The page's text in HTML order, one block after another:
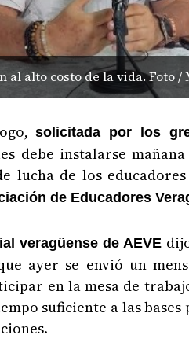
al alto costo de la vida. Foto /
solicitada por los
debe instalarse
lucha de los
de Educadores
veragüense de AEVE
ayer se envió un
en la mesa de
suficiente a las